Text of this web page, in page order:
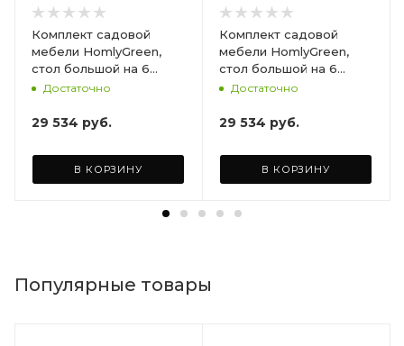
Комплект садовой
мебели HomlyGreen,
стол большой на 6
персон 153х79х70, 6
бордовыми подушками
Достаточно
29 534 руб.
В КОРЗИНУ
Комплект садовой
мебели HomlyGreen,
стол большой на 6
персон 153х79х70, 6
коричневыми
Достаточно
29 534 руб.
В КОРЗИНУ
Популярные товары